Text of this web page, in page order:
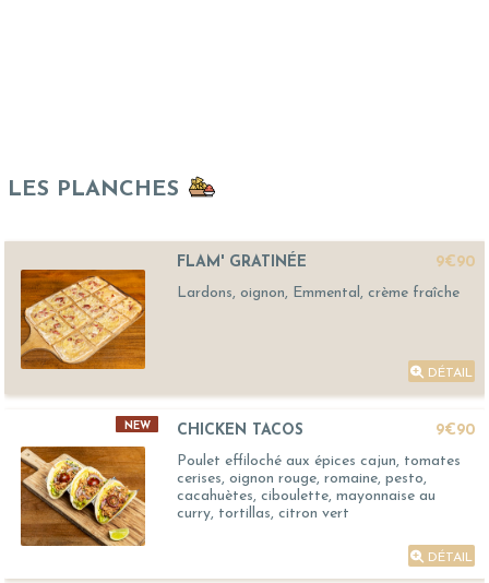
LES PLANCHES
FLAM' GRATINÉE
9€90
Lardons, oignon, Emmental, crème fraîche
DÉTAIL
NEW CHICKEN TACOS
9€90
Poulet effiloché aux épices cajun, tomates
cerises, oignon rouge, romaine, pesto,
cacahuètes, ciboulette, mayonnaise au
curry, tortillas, citron vert
DÉTAIL